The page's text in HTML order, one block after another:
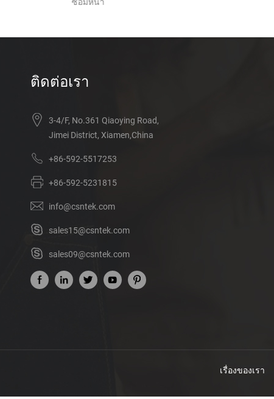
ติดต่อเรา
3-4/F, No.361 Qiaoying Road,
Jimei District, Xiamen,China
+86-592-5517253
+86-592-5231815
info@csntek.com
sales15@csntek.com
sales09@csntek.com
เรื่องของเรา